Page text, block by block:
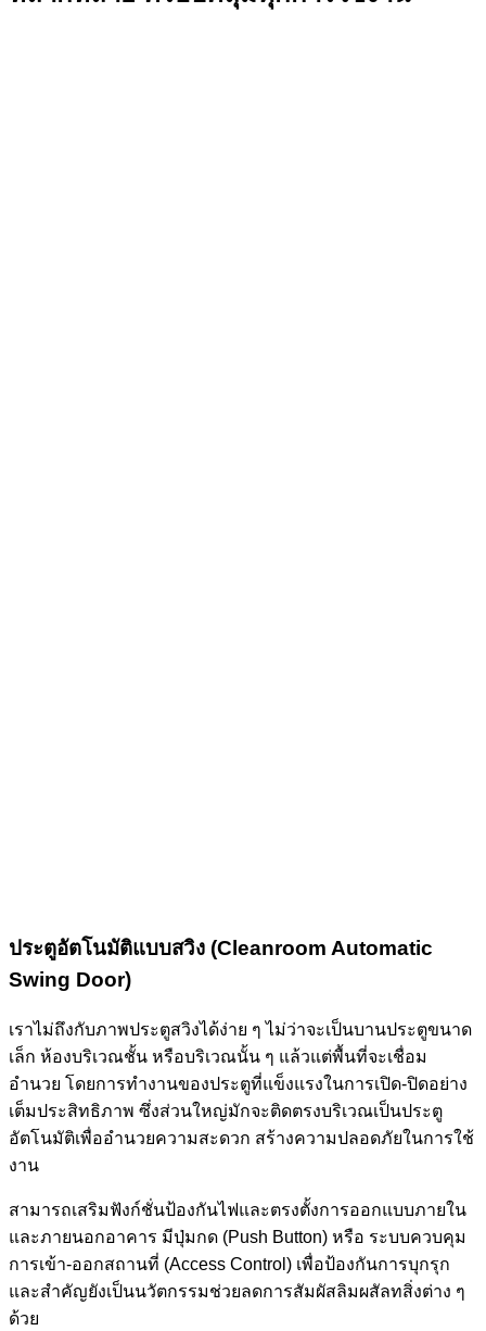
ประตูอัตโนมัติแบบสวิง (Cleanroom Automatic
Swing Door)
เราไม่ถึงกับภาพประตูสวิงได้ง่าย ๆ ไม่ว่าจะเป็นบานประตูขนาด
เล็ก ห้องบริเวณชั้น หรือบริเวณนั้น ๆ แล้วแต่พื้นที่จะเชื่อม
อำนวย โดยการทำงานของประตูที่แข็งแรงในการเปิด-ปิดอย่าง
เต็มประสิทธิภาพ ซึ่งส่วนใหญ่มักจะติดตรงบริเวณเป็นประตู
อัตโนมัติเพื่ออำนวยความสะดวก สร้างความปลอดภัยในการใช้
งาน
สามารถเสริมฟังก์ชั่นป้องกันไฟและตรงตั้งการออกแบบภายใน
และภายนอกอาคาร มีปุ่มกด (Push Button) หรือ ระบบควบคุม
การเข้า-ออกสถานที่ (Access Control) เพื่อป้องกันการบุกรุก
และสำคัญยังเป็นนวัตกรรมช่วยลดการสัมผัสลิมผสัลทสิ่งต่าง ๆ
ด้วย